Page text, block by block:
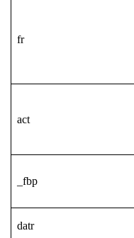
fr
act
_fbp
datr